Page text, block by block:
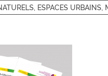
ESPACES URBAINS,